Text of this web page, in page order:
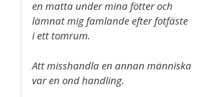
en matta under mina fötter och
lämnat mig famlande efter fotfäste
i ett tomrum.
Att misshandla en annan människa
var en ond handling.